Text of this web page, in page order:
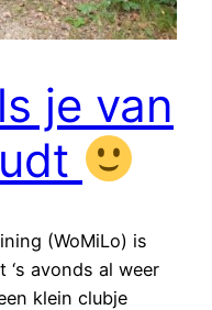
je van
(WoMiLo) is
‘s avonds al weer
klein clubje